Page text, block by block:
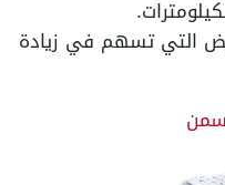
التي تسهم في زيادة